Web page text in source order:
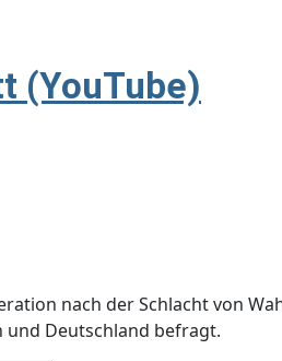
(YouTube)
nach der Schlacht von
und Deutschland befragt.